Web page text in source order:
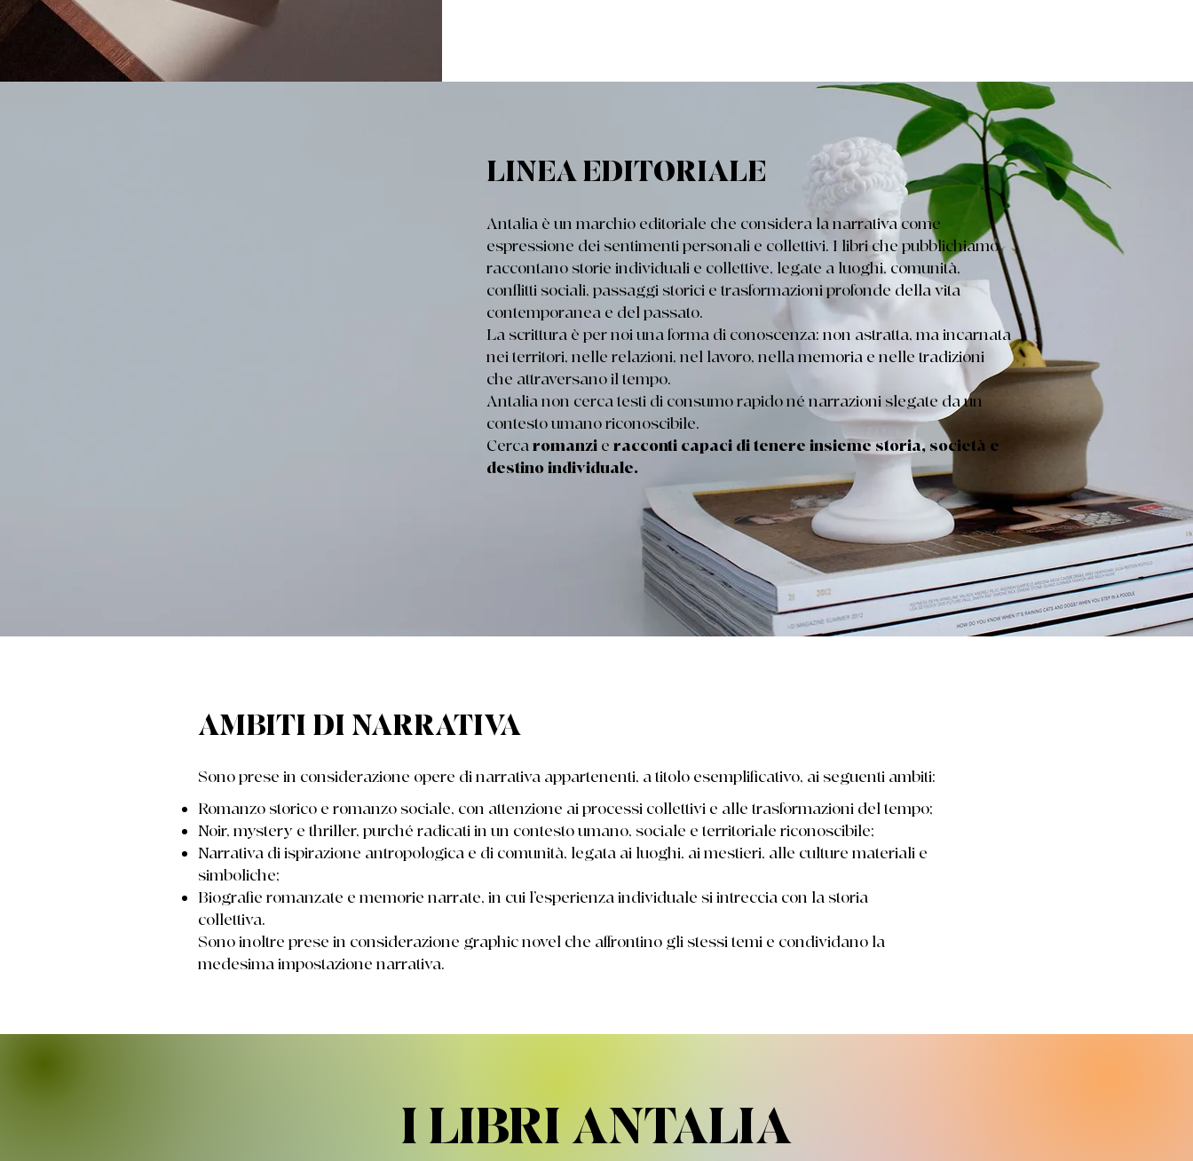
LINEA EDITORIALE
Antalia è un marchio editoriale che considera la narrativa come
espressione dei sentimenti personali e collettivi. I libri che pubblichiamo
raccontano storie individuali e collettive, legate a luoghi, comunità,
conflitti sociali, passaggi storici e trasformazioni profonde della vita
contemporanea e del passato.
La scrittura è per noi una forma di conoscenza: non astratta, ma incarnata
nei territori, nelle relazioni, nel lavoro, nella memoria e nelle tradizioni
che attraversano il tempo.
Antalia non cerca testi di consumo rapido né narrazioni slegate da un
contesto umano riconoscibile.
Cercaromanzi e racconti capaci di tenere insieme storia, società e
destino individuale.
AMBITI DI NARRATIVA
Sono prese in considerazione opere di narrativa appartenenti, a titolo esemplificativo, ai seguenti ambiti:
Romanzo storico e romanzo sociale, con attenzione ai processi collettivi e alle trasformazioni del tempo;
Noir, mystery e thriller, purché radicati in un contesto umano, sociale e territoriale riconoscibile;
Narrativa di ispirazione antropologica e di comunità, legata ai luoghi, ai mestieri, alle culture materiali e
simboliche;
Biografie romanzate e memorie narrate, in cui l’esperienza individuale si intreccia con la storia
collettiva.
Sono inoltre prese in considerazione graphic novel che affrontino gli stessi temi e condividano la
medesima impostazione narrativa.
I LIBRI ANTALIA